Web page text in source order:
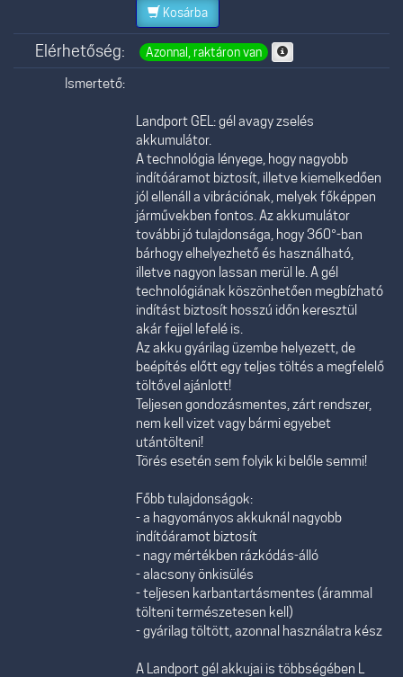
Kosárba
Elérhetőség: Azonnal, raktáron van
Ismertető:
Landport GEL: gél avagy zselés
akkumulátor.
A technológia lényege, hogy nagyobb
indítóáramot biztosít, illetve kiemelkedően
jól ellenáll a vibrációnak, melyek főképpen
járművekben fontos. Az akkumulátor
további jó tulajdonsága, hogy 360°-ban
bárhogy elhelyezhető és használható,
illetve nagyon lassan merül le. A gél
technológiának köszönhetően megbízható
indítást biztosít hosszú időn keresztül
akár fejjel lefelé is.
Az akku gyárilag üzembe helyezett, de
beépítés előtt egy teljes töltés a megfelelő
töltővel ajánlott!
Teljesen gondozásmentes, zárt rendszer,
nem kell vizet vagy bármi egyebet
utántölteni!
Törés esetén sem folyik ki belőle semmi!
Főbb tulajdonságok:
- a hagyományos akkuknál nagyobb
indítóáramot biztosít
- nagy mértékben rázkódás-álló
- alacsony önkisülés
- teljesen karbantartásmentes (árammal
tölteni természetesen kell)
- gyárilag töltött, azonnal használatra kész
A Landport gél akkujai is többségében L